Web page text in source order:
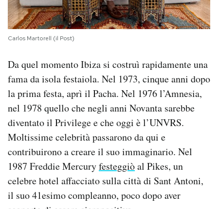
Carlos Martorell (il Post)
Da quel momento Ibiza si costruì rapidamente una
fama da isola festaiola. Nel 1973, cinque anni dopo
la prima festa, aprì il Pacha. Nel 1976 l’Amnesia,
nel 1978 quello che negli anni Novanta sarebbe
diventato il Privilege e che oggi è l’UNVRS.
Moltissime celebrità passarono da qui e
contribuirono a creare il suo immaginario. Nel
1987 Freddie Mercuryfesteggiòal Pikes, un
celebre hotel affacciato sulla città di Sant Antoni,
il suo 41esimo compleanno, poco dopo aver